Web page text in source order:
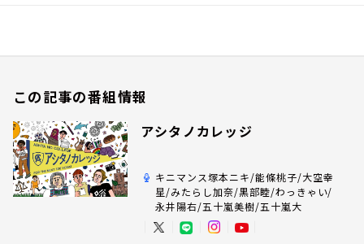
この記事の番組情報
アシタノカレッジ
キニマンス塚本ニキ/能條桃子/大空幸
星/みたらし加奈/黒部睦/わっきゃい/
永井陽右/五十嵐美樹/五十嵐大